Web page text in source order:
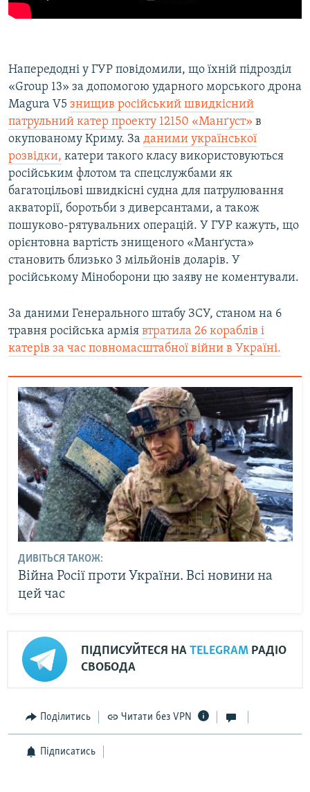
Напередодні у ГУР повідомили, що їхній підрозділ
«Group 13» за допомогою ударного морського дрона
Magura V5 знищив російський швидкісний
патрульний катер проекту 12150 «Манґуст» в
окупованому Криму. За даними української
розвідки, катери такого класу використовуються
російським флотом та спецслужбами як
багатоцільові швидкісні судна для патрулювання
акваторії, боротьби з диверсантами, а також
пошуково-рятувальних операцій. У ГУР кажуть, що
орієнтовна вартість знищеного «Манґуста»
становить близько 3 мільйонів доларів. У
російському Міноборони цю заяву не коментували.
За даними Генерального штабу ЗСУ, станом на 6
травня російська армія втратила 26 кораблів і
катерів за час повномасштабної війни в Україні.
ДИВІТЬСЯ ТАКОЖ:
Війна Росії проти України. Всі новини на
цей час
ПІДПИСУЙТЕСЯ НА TELEGRAM РАДІО
СВОБОДА
Поділитись Читати без VPN
Підписатись